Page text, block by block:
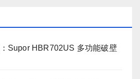
Supor HBR702US 多功能破壁